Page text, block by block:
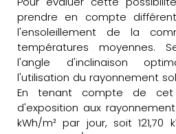
prendre en compte
l'ensoleillement de la
températures moyennes.
l'angle d'inclinaison
l'utilisation du rayonnement
En tenant compte de cet
d'exposition aux
kWh/m² par jour, soit 121,70